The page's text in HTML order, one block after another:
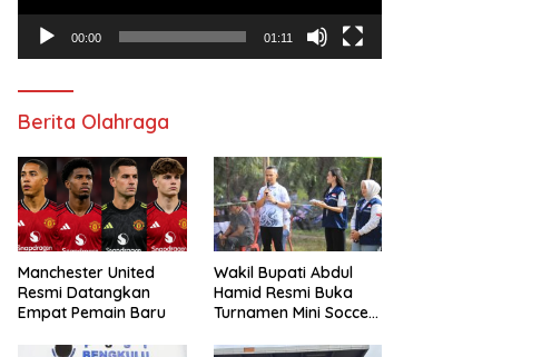
00:00 01:11
Berita Olahraga
Manchester United
Resmi Datangkan
Empat Pemain Baru
Wakil Bupati Abdul
Hamid Resmi Buka
Turnamen Mini Soccer